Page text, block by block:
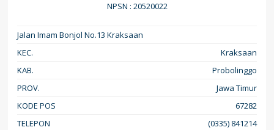
NPSN : 20520022
Jalan Imam Bonjol No.13 Kraksaan
KEC.
Kraksaan
KAB.
Probolinggo
PROV.
Jawa Timur
KODE POS
67282
TELEPON
(0335) 841214